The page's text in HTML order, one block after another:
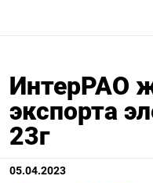
ИнтерРАО
экспорта
23г
05.04.2023